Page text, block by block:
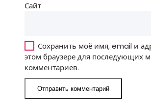
Сайт
Сохранить моё имя, email и
этом браузере для последующих
комментариев.